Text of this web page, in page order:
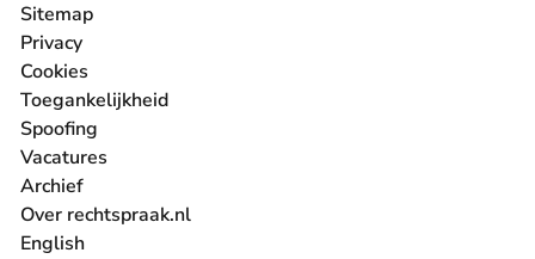
Sitemap
Privacy
Cookies
Toegankelijkheid
Spoofing
Vacatures
- U verlaat Rechtspraak.nl
Archief
Over rechtspraak.nl
English